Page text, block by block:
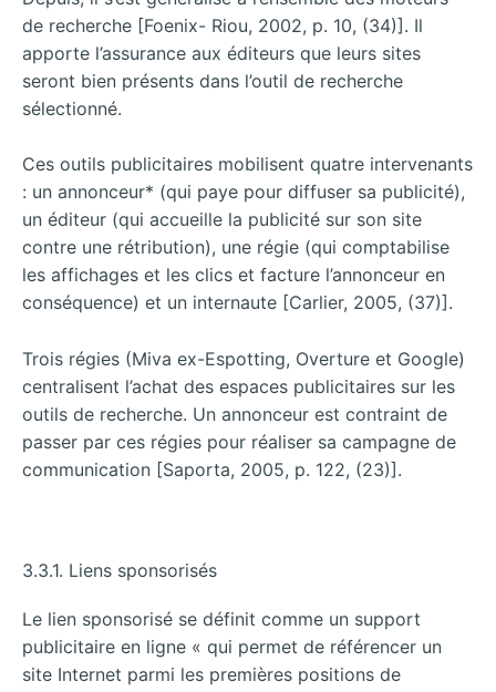
de recherche [Foenix- Riou, 2002, p. 10, (34)]. Il
apporte l’assurance aux éditeurs que leurs sites
seront bien présents dans l’outil de recherche
sélectionné.
Ces outils publicitaires mobilisent quatre intervenants
: un annonceur* (qui paye pour diffuser sa publicité),
un éditeur (qui accueille la publicité sur son site
contre une rétribution), une régie (qui comptabilise
les affichages et les clics et facture l’annonceur en
conséquence) et un internaute [Carlier, 2005, (37)].
Trois régies (Miva ex-Espotting, Overture et Google)
centralisent l’achat des espaces publicitaires sur les
outils de recherche. Un annonceur est contraint de
passer par ces régies pour réaliser sa campagne de
communication [Saporta, 2005, p. 122, (23)].
3.3.1. Liens sponsorisés
Le lien sponsorisé se définit comme un support
publicitaire en ligne « qui permet de référencer un
site Internet parmi les premières positions de